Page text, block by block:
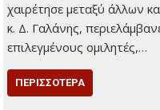
χαιρέτησε μεταξύ άλλων
κ. Δ. Γαλάνης,
επιλεγμένους ομιλητές,…
ΠΕΡΙΣΣΌΤΕΡΑ